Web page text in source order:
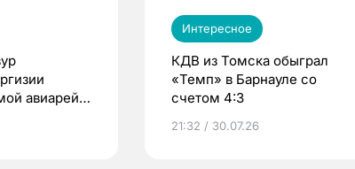
авиарейс
Интересное
КДВ из Томска обыграл
«Темп» в Барнауле со
счетом 4:3
21:32 / 30.07.26